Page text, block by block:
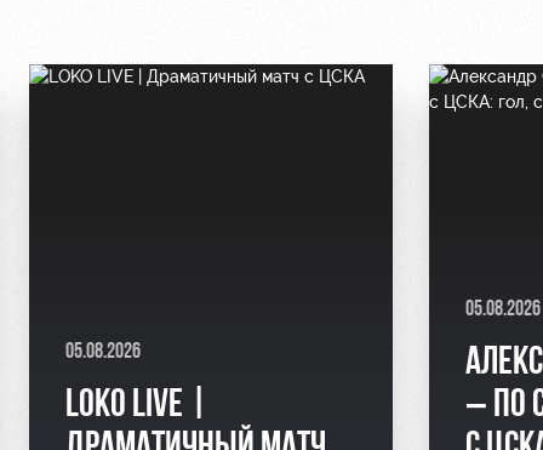
05.08.2026
LOKO LIVE |
05.08.2026
– ПО